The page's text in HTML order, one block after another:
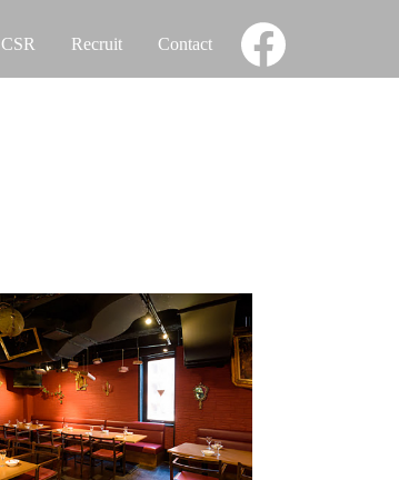
CSR Recruit Contact